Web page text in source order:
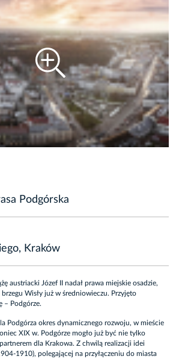
Podgórska
Kraków
austriacki Józef II nadał prawa miejskie osadzie,
Wisły już w średniowieczu. Przyjęto
– Podgórze.
Podgórza okres dynamicznego rozwoju, w mieście
XIX w. Podgórze mogło już być nie tylko
dla Krakowa. Z chwilą realizacji idei
1910), polegającej na przyłączeniu do miasta